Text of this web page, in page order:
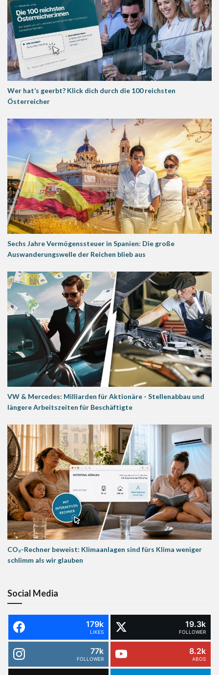
Wer hat’s geerbt? Klick dich durch die 100 reichsten
Österreicher
Sechs Jahre Vermögenssteuer in Spanien: Die große
Auswanderungswelle der Reichen blieb aus
VW & Mercedes: Milliarden für Aktionäre - Stellenabbau und
längere Arbeitszeiten für Beschäftigte
CO₂-Rechner beweist: Klimaanlagen sind fürs Klima weniger
schlimm als wir glauben
Social Media
179k
LIKES
19.3k
FOLLOWER
77k
FOLLOWER
8.2k
ABOS